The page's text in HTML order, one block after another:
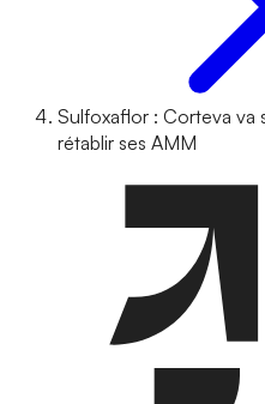
Sulfoxaflor : Corteva va
rétablir ses AMM